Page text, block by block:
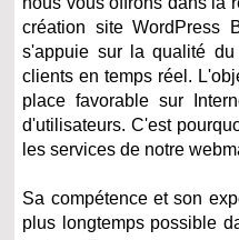
création site WordPress
s'appuie sur la qualité
clients en temps réel.
place favorable sur
d'utilisateurs. C'est
les services de notre
Sa compétence et son
plus longtemps possible